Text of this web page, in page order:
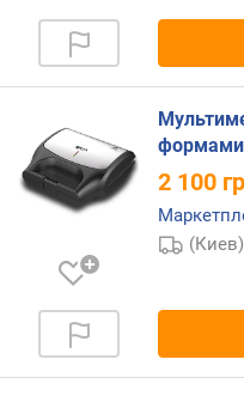
м
е
с
(
к
формами
2 100
(Киев)